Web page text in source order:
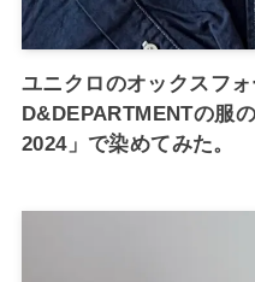
ユニクロのオックスフ
D&DEPARTMENTの服
2024」で染めてみた。